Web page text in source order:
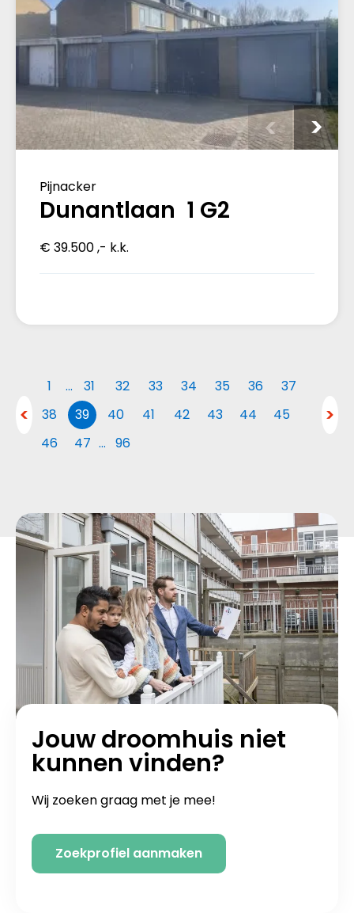
Pijnacker
Dunantlaan 1 G2
€ 39.500 ,- k.k.
1 … 31 32 33 34 35 36
37
38
39 40 41 42 43 44
45
46
47 … 96
Jouw droomhuis niet
kunnen vinden?
Wij zoeken graag met je mee!
Zoekprofiel aanmaken